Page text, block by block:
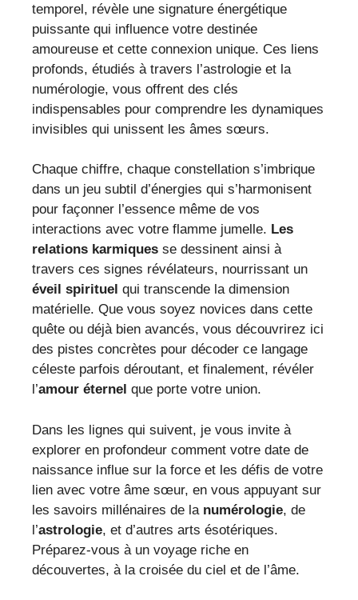
temporel, révèle une signature énergétique
puissante qui influence votre destinée
amoureuse et cette connexion unique. Ces liens
profonds, étudiés à travers l’astrologie et la
numérologie, vous offrent des clés
indispensables pour comprendre les dynamiques
invisibles qui unissent les âmes sœurs.
Chaque chiffre, chaque constellation s’imbrique
dans un jeu subtil d’énergies qui s’harmonisent
pour façonner l’essence même de vos
interactions avec votre flamme jumelle. Les
relations karmiques se dessinent ainsi à
travers ces signes révélateurs, nourrissant un
éveil spirituel qui transcende la dimension
matérielle. Que vous soyez novices dans cette
quête ou déjà bien avancés, vous découvrirez ici
des pistes concrètes pour décoder ce langage
céleste parfois déroutant, et finalement, révéler
l’amour éternel que porte votre union.
Dans les lignes qui suivent, je vous invite à
explorer en profondeur comment votre date de
naissance influe sur la force et les défis de votre
lien avec votre âme sœur, en vous appuyant sur
les savoirs millénaires de la numérologie, de
l’astrologie, et d’autres arts ésotériques.
Préparez-vous à un voyage riche en
découvertes, à la croisée du ciel et de l’âme.